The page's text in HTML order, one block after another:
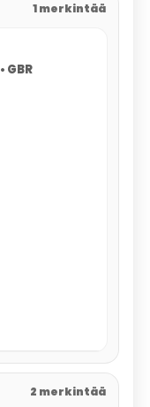
1 merkintää
GBR
2 merkintää